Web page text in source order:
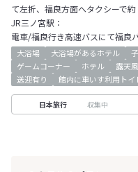
て左折、福良方面へタクシーで
JR三ノ宮駅：
電車/福良行き高速バスにて福良
大浴場 大浴場があるホテル
ゲームコーナー
ホテル 露天
送迎有り
館内に車いす利用トイ
日本旅行 収集中